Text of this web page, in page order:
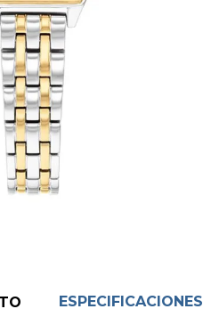
ESPECIFICACIONES